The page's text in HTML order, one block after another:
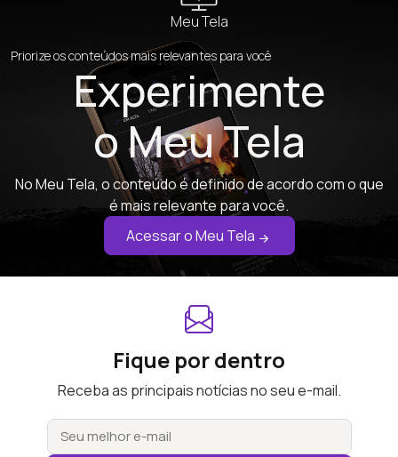
Meu Tela
Priorize os conteúdos mais relevantes para você
Experimente
o Meu Tela
No Meu Tela, o conteúdo é definido de acordo com o que
é mais relevante para você.
Acessar o Meu Tela
Fique por dentro
Receba as principais notícias no seu e-mail.